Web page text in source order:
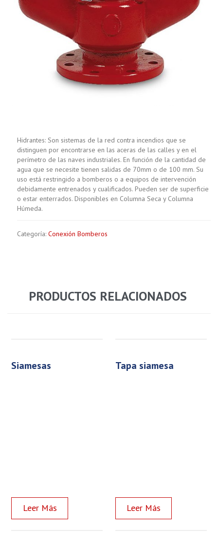
Hidrantes: Son sistemas de la red contra incendios que se
distinguen por encontrarse en las aceras de las calles y en el
perímetro de las naves industriales. En función de la cantidad de
agua que se necesite tienen salidas de 70mm o de 100 mm. Su
uso está restringido a bomberos o a equipos de intervención
debidamente entrenados y cualificados. Pueden ser de superficie
o estar enterrados. Disponibles en Columna Seca y Columna
Húmeda.
Categoría: Conexión Bomberos
PRODUCTOS RELACIONADOS
siamesas tapa siamesa